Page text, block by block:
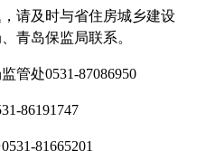
请及时与省住房城乡建设
青岛保监局联系。
管处0531-87086950
86191747
81665201